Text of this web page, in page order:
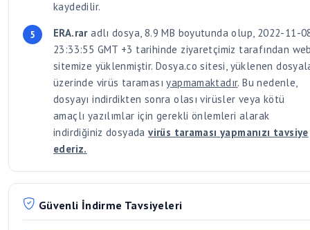
kaydedilir.
ERA.raradlı dosya, 8.9 MB boyutunda olup, 2022-11-
23:33:55 GMT +3 tarihinde ziyaretçimiz tarafından
sitemize yüklenmiştir. Dosya.co sitesi, yüklenen
üzerinde virüs taramasıyapmamaktadır. Bu nedenle,
dosyayı indirdikten sonra olası virüsler veya kötü
amaçlı yazılımlar için gerekli önlemleri alarak
indirdiğiniz dosyadavirüs taraması yapmanızı tavsiye
ederiz.
Güvenli İndirme Tavsiyeleri